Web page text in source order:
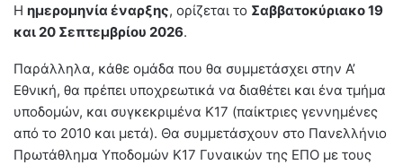
Η ημερομηνία έναρξης, ορίζεται το Σαββατοκύριακο 19
και 20 Σεπτεμβρίου 2026.
Παράλληλα, κάθε ομάδα που θα συμμετάσχει στην Α’
Εθνική, θα πρέπει υποχρεωτικά να διαθέτει και ένα τμήμα
υποδομών, και συγκεκριμένα Κ17 (παίκτριες γεννημένες
από το 2010 και μετά). Θα συμμετάσχουν στο Πανελλήνιο
Πρωτάθλημα Υποδομών Κ17 Γυναικών της ΕΠΟ με τους